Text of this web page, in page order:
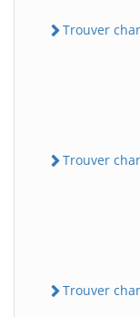
Trouver
Trouver
Trouver